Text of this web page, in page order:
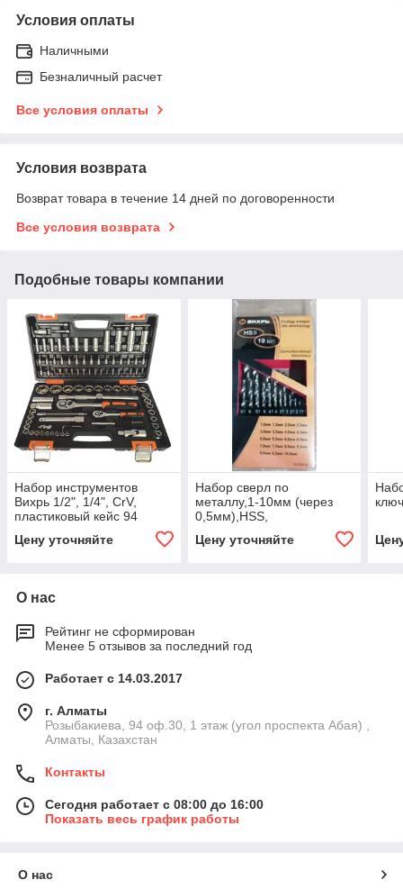
Условия оплаты
Наличными
Безналичный расчет
Все условия оплаты
Условия возврата
Возврат товара в течение 14 дней по договоренности
Все условия возврата
Подобные товары компании
Набор инструментов
Вихрь 1/2", 1/4", CrV,
пластиковый кейс 94
Цену уточняйте
Набор сверл по
металлу,1-10мм (через
0,5мм),HSS,
хвостовик Вихрь
Цену уточняйте
О нас
Рейтинг не сформирован
Менее 5 отзывов за последний год
Работает с 14.03.2017
г. Алматы
Розыбакиева, 94 оф.30, 1 этаж (угол проспекта Абая) ,
Алматы, Казахстан
Контакты
Сегодня работает с 08:00 до 16:00
Показать весь график работы
О нас